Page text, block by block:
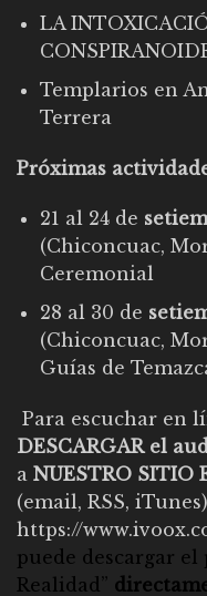
LA
Templarios en
Terrera
Próximas
21 al 24 de
(Chiconcuac,
Ceremonial
28 al 30 de
(Chiconcuac,
Guías de
Para escuchar en
DESCARGAR el
a NUESTRO SITIO
(email, RSS,
https://
puede descargar el
Realidad”